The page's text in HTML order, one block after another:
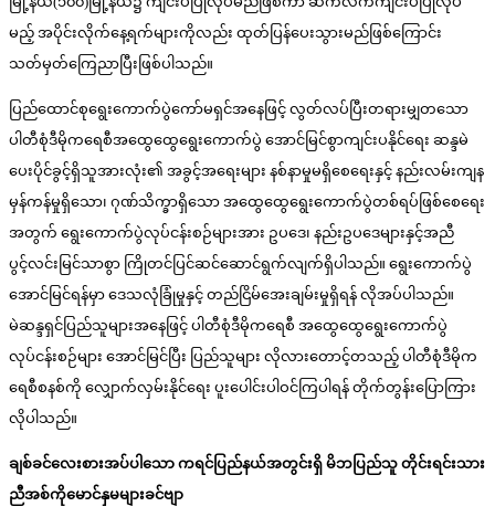
မည့် အပိုင်းလိုက်နေ့ရက်များကိုလည်း ထုတ်ပြန်ပေးသွားမည်ဖြစ်ကြောင်း
သတ်မှတ်ကြေညာပြီးဖြစ်ပါသည်။
ပြည်ထောင်စုရွေးကောက်ပွဲကော်မရှင်အနေဖြင့် လွတ်လပ်ပြီးတရားမျှတသော
ပါတီစုံဒီမိုကရေစီအထွေထွေရွေးကောက်ပွဲ အောင်မြင်စွာကျင်းပနိုင်ရေး ဆန္ဒမဲ
ပေးပိုင်ခွင့်ရှိသူအားလုံး၏ အခွင့်အရေးများ နစ်နာမှုမရှိစေရေးနှင့် နည်းလမ်းကျန
မှန်ကန်မှုရှိသော၊ ဂုဏ်သိက္ခာရှိသော အထွေထွေရွေးကောက်ပွဲတစ်ရပ်ဖြစ်စေရေး
အတွက် ရွေးကောက်ပွဲလုပ်ငန်းစဉ်များအား ဥပဒေ၊ နည်းဥပဒေများနှင့်အညီ
ပွင့်လင်းမြင်သာစွာ ကြိုတင်ပြင်ဆင်ဆောင်ရွက်လျက်ရှိပါသည်။ ရွေးကောက်ပွဲ
အောင်မြင်ရန်မှာ ဒေသလုံခြုံမှုနှင့် တည်ငြိမ်အေးချမ်းမှုရှိရန် လိုအပ်ပါသည်။
မဲဆန္ဒရှင်ပြည်သူများအနေဖြင့် ပါတီစုံဒီမိုကရေစီ အထွေထွေရွေးကောက်ပွဲ
လုပ်ငန်းစဉ်များ အောင်မြင်ပြီး ပြည်သူများ လိုလားတောင့်တသည့် ပါတီစုံဒီမိုက
ရေစီစနစ်ကို လျှောက်လှမ်းနိုင်ရေး ပူးပေါင်းပါဝင်ကြပါရန် တိုက်တွန်းပြောကြား
လိုပါသည်။
ချစ်ခင်လေးစားအပ်ပါသော ကရင်ပြည်နယ်အတွင်းရှိ မိဘပြည်သူ တိုင်းရင်းသား
ညီအစ်ကိုမောင်နှမများခင်ဗျာ